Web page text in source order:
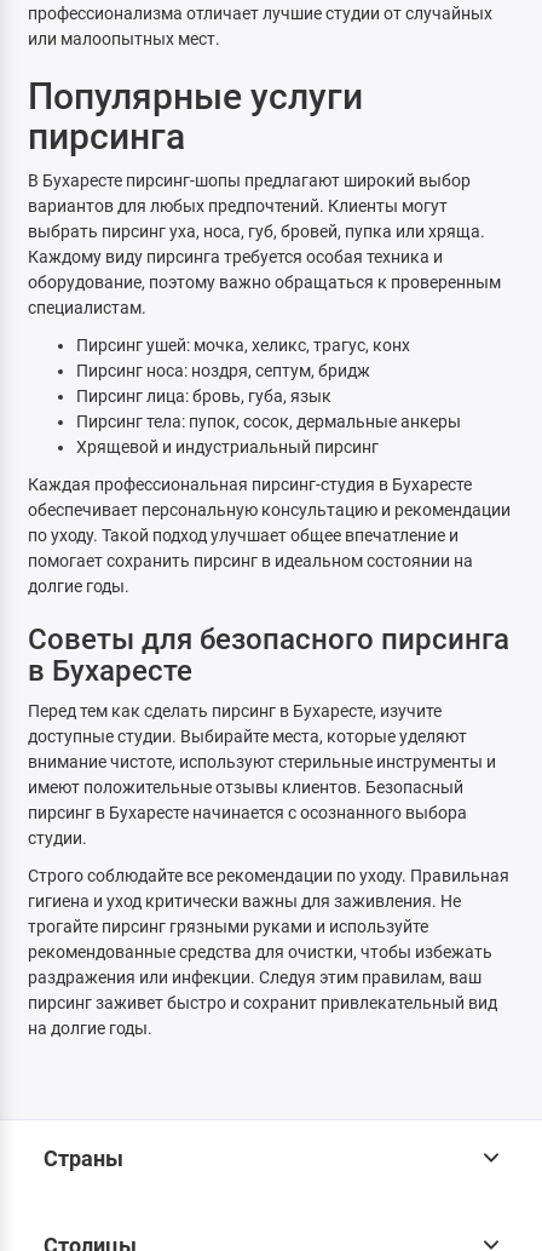
профессионализма отличает лучшие студии от случайных
или малоопытных мест.
Популярные услуги
пирсинга
В Бухаресте пирсинг-шопы предлагают широкий выбор
вариантов для любых предпочтений. Клиенты могут
выбрать пирсинг уха, носа, губ, бровей, пупка или хряща.
Каждому виду пирсинга требуется особая техника и
оборудование, поэтому важно обращаться к проверенным
специалистам.
Пирсинг ушей: мочка, хеликс, трагус, конх
Пирсинг носа: ноздря, септум, бридж
Пирсинг лица: бровь, губа, язык
Пирсинг тела: пупок, сосок, дермальные анкеры
Хрящевой и индустриальный пирсинг
Каждая профессиональная пирсинг-студия в Бухаресте
обеспечивает персональную консультацию и рекомендации
по уходу. Такой подход улучшает общее впечатление и
помогает сохранить пирсинг в идеальном состоянии на
долгие годы.
Советы для безопасного пирсинга
в Бухаресте
Перед тем как сделать пирсинг в Бухаресте, изучите
доступные студии. Выбирайте места, которые уделяют
внимание чистоте, используют стерильные инструменты и
имеют положительные отзывы клиентов. Безопасный
пирсинг в Бухаресте начинается с осознанного выбора
студии.
Строго соблюдайте все рекомендации по уходу. Правильная
гигиена и уход критически важны для заживления. Не
трогайте пирсинг грязными руками и используйте
рекомендованные средства для очистки, чтобы избежать
раздражения или инфекции. Следуя этим правилам, ваш
пирсинг заживет быстро и сохранит привлекательный вид
на долгие годы.
Страны
Столицы